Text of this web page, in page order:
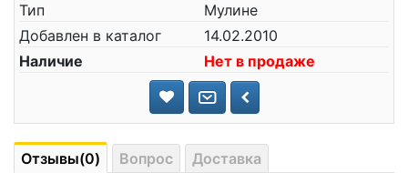
Тип
Мулине
Добавлен в каталог
14.02.2010
Наличие
Нет в продаже
Отзывы(0) Вопрос Доставка